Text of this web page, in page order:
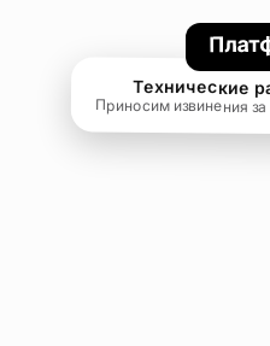
Технические
Приносим извинения